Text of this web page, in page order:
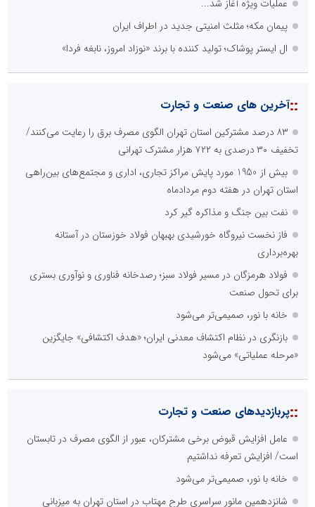
عملیات ویژه آغاز شد...
پیمان مکه؛ مثلث امنیتی جدید در اطراف ایران
ال ایستر پوشاک؛ تولید کننده با برند «نوزاد امروز، نابغه فردا»
::آخرین های صنعت و تجارت
۸۳ درصد مشترکین استان تهران الگوی مصرف برق را رعایت می‌کنند/
تخفیف ۳۰ درصدی به ۷۲۲ هزار مشترک تهرانی
بیش از 1950 مورد پایش مراکز تجاری، اداری و مجتمع‌های بین‌راهی
استان تهران در هفته دوم مردادماه
نفت بین جنگ و مذاکره گیر کرد
فاز نخست نیروگاه خورشیدی بهبهان فولاد خوزستان در آستانه
بهره‌برداری
فولاد هرمزگان در مسیر فولاد سبز؛ رصدخانه فناوری و نوآوری بستری
برای تحول صنعت
خانه با نور، صمیمی‌تر می‌شود
بازنگری در نظام اکتشاف معدنی ایران؛ «هدف اکتشافی» جایگزین
«مرحله عملیاتی» می‌شود
::پربازدیدهای صنعت و تجارت
عامل افزایش قبوض برخی مشترکان، عبور از الگوی مصرف در تابستان
است/ افزایش تعرفه نداشتیم
خانه با نور، صمیمی‌تر می‌شود
شانزدهمین مانور سراسری طرح مهتاب در استان تهران به میزبانی